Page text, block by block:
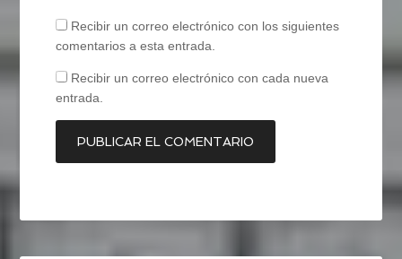
Recibir un correo electrónico con los siguientes
comentarios a esta entrada.
Recibir un correo electrónico con cada nueva
entrada.